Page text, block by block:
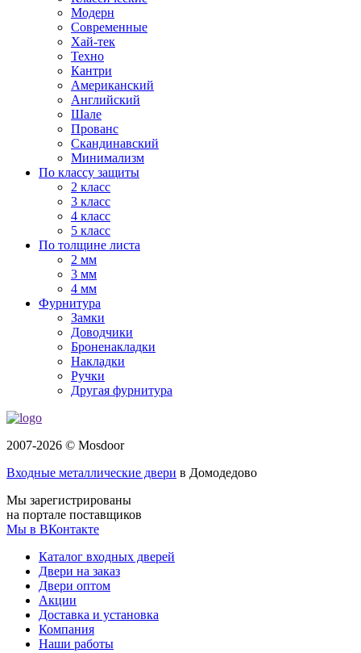
Модерн
Современные
Хай-тек
Техно
Кантри
Американский
Английский
Шале
Прованс
Скандинавский
Минимализм
По классу защиты
2 класс
3 класс
4 класс
5 класс
По толщине листа
2 мм
3 мм
4 мм
Фурнитура
Замки
Доводчики
Броненакладки
Накладки
Ручки
Другая фурнитура
2007-2026 © Mosdoor
Входные металлические двери в Домодедово
Мы зарегистрированы
на портале поставщиков
Мы в ВКонтакте
Каталог входных дверей
Двери на заказ
Двери оптом
Акции
Доставка и установка
Компания
Наши работы